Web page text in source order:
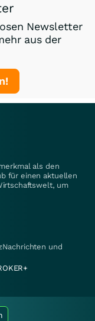
Newsletter
aus der
als den
für einen aktuellen
um
und